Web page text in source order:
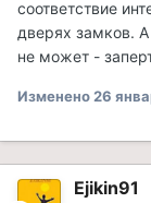
соответствие
дверях замков.
не может -
Изменено26
Ejikin91